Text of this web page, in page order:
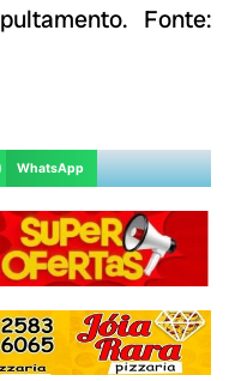
Fonte:
WhatsApp